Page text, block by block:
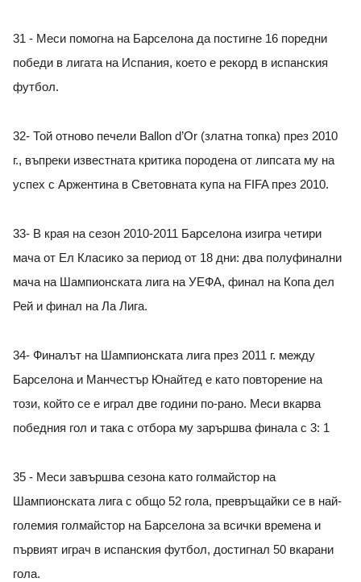
31 - Меси помогна на Барселона да постигне 16 поредни
победи в лигата на Испания, което е рекорд в испанския
футбол.
32- Той отново печели Ballon d’Or (златна топка) през 2010
г., въпреки известната критика породена от липсата му на
успех с Аржентина в Световната купа на FIFA през 2010.
33- В края на сезон 2010-2011 Барселона изигра четири
мача от Ел Класико за период от 18 дни: два полуфинални
мача на Шампионската лига на УЕФА, финал на Копа дел
Рей и финал на Ла Лига.
34- Финалът на Шампионската лига през 2011 г. между
Барселона и Манчестър Юнайтед е като повторение на
този, който се е играл две години по-рано. Меси вкарва
победния гол и така с отбора му зарършва финала с 3: 1
35 - Меси завършва сезона като голмайстор на
Шампионската лига с общо 52 гола, превръщайки се в най-
големия голмайстор на Барселона за всички времена и
първият играч в испанския футбол, достигнал 50 вкарани
гола.